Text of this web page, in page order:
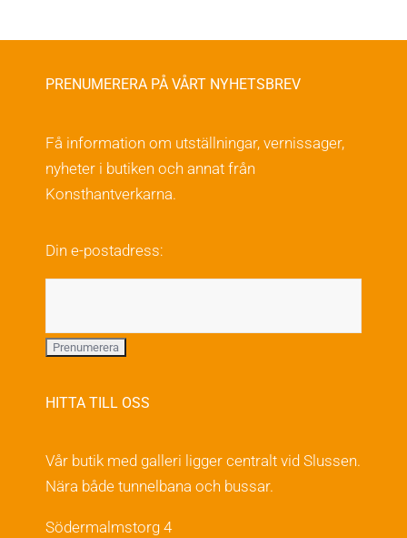
produktsidan
flera
olika
alternativen
kan
på
produktsidan
PRENUMERERA PÅ VÅRT NYHETSBREV
Få information om utställningar, vernissager,
nyheter i butiken och annat från
Konsthantverkarna.
Din e-postadress:
HITTA TILL OSS
Vår butik med galleri ligger centralt vid Slussen.
Nära både tunnelbana och bussar.
Södermalmstorg 4